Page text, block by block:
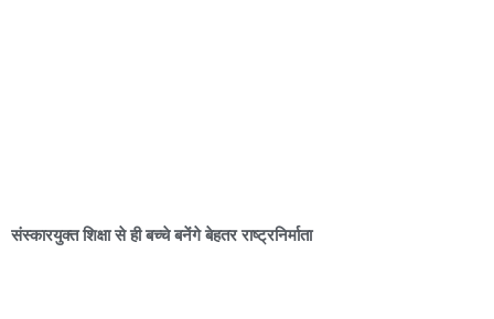
संस्कारयुक्त शिक्षा से ही बच्चे बनेंगे बेहतर राष्ट्रनिर्माता